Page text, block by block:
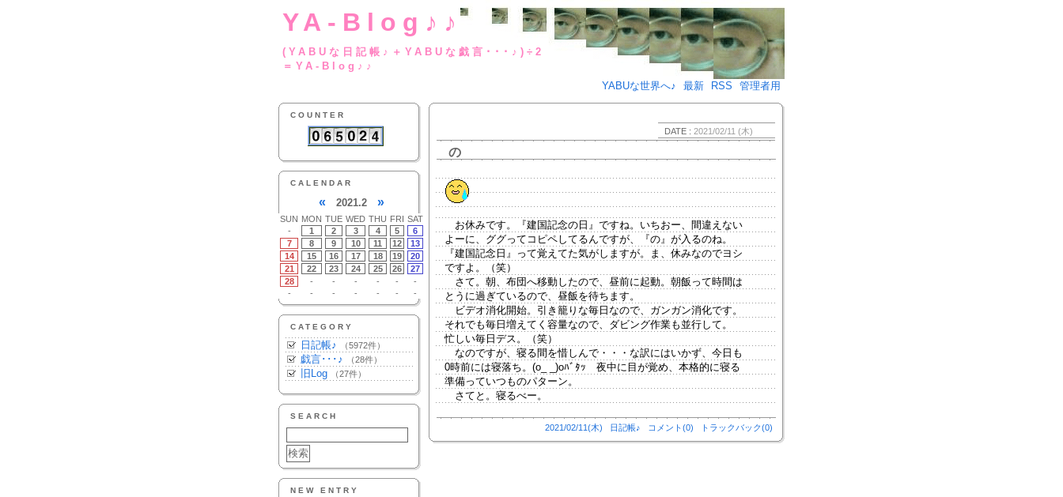
YA-Blog♪♪
(YABUな日記帳♪＋YABUな戯言･･･♪)÷2
＝YA-Blog♪♪
YABUな世界へ♪
最新 RSS 管理者用
COUNTER
CALENDAR
« 2021.2 »
SUN MON TUE WED THU FRI SAT
-
1 2 3 4 5
6
7
8 9 10 11 12
13
14
15 16 17 18 19
20
21
22 23 24 25 26
27
28
- - - - -
-
-
- - - - - -
CATEGORY
日記帳♪ （5972件）
戯言･･･♪ （28件）
旧Log （27件）
SEARCH
NEW ENTRY
DATE : 2021/02/11 (木)
の
お休みです。『建国記念の日』ですね。いちおー、間違えない
よーに、ググってコピペしてるんですが、『の』が入るのね。
『建国記念日』って覚えてた気がしますが。ま、休みなのでヨシ
ですよ。（笑）
さて。朝、布団へ移動したので、昼前に起動。朝飯って時間は
とうに過ぎているので、昼飯を待ちます。
ビデオ消化開始。引き籠りな毎日なので、ガンガン消化です。
それでも毎日増えてく容量なので、ダビング作業も並行して。
忙しい毎日デス。（笑）
なのですが、寝る間を惜しんで・・・な訳にはいかず、今日も
0時前には寝落ち。(o_ _)oﾊﾞﾀｯ 夜中に目が覚め、本格的に寝る
準備っていつものパターン。
さてと。寝るべー。
2021/02/11(木) 日記帳♪ コメント(0) トラックバック(0)